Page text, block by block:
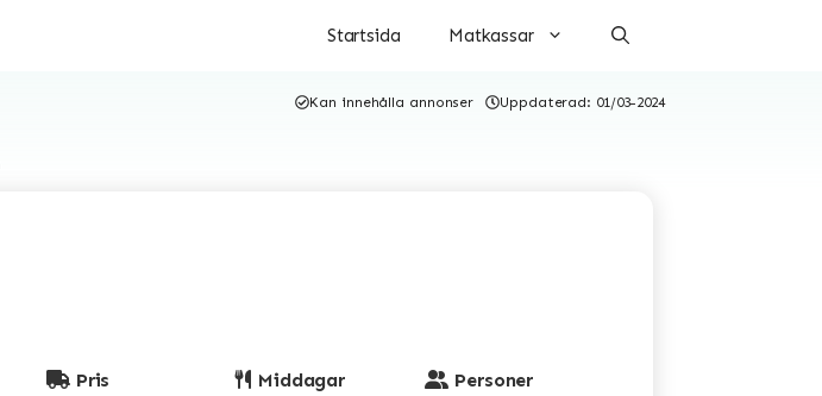
Startsida Matkassar
Kan innehålla annonser Uppdaterad: 01/03-2024
Pris Middagar Personer